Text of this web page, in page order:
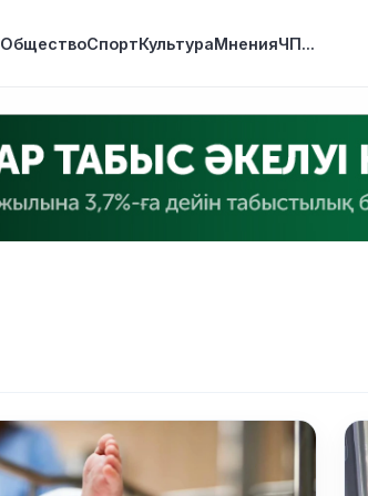
ОбществоСпортКультураМненияЧП...